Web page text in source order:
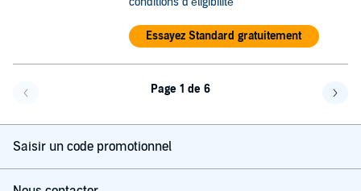
Essayez Standard gratuitement
Page 1 de 6
Saisir un code promotionnel